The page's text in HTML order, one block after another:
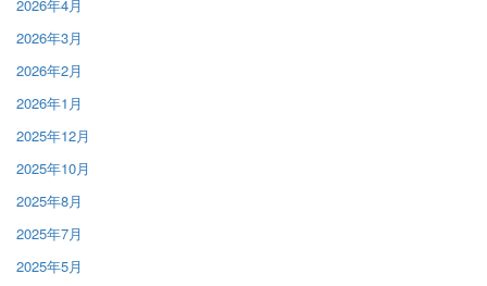
2026年4月
2026年3月
2026年2月
2026年1月
2025年12月
2025年10月
2025年8月
2025年7月
2025年5月